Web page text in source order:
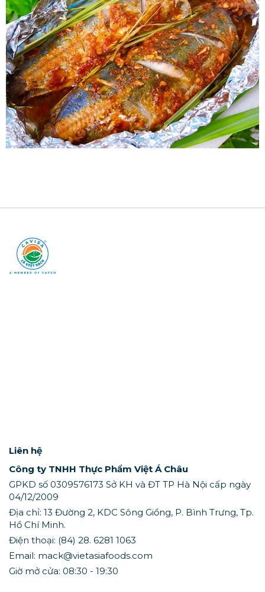
Liên hệ
Công ty TNHH Thực Phẩm Việt Á Châu
GPKD số 0309576173 Sở KH và ĐT TP Hà Nội cấp ngày
04/12/2009
Địa chỉ: 13 Đường 2, KDC Sông Giồng, P. Bình Trưng, Tp.
Hồ Chí Minh.
Điện thoại: (84) 28. 6281 1063
Email: mack@vietasiafoods.com
Giờ mở cửa: 08:30 - 19:30